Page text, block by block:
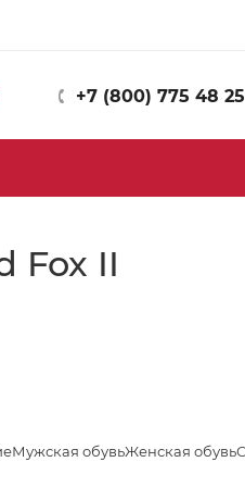
+7 (800) 775 48 25
Fox II
Мужская обувьЖенская обувь